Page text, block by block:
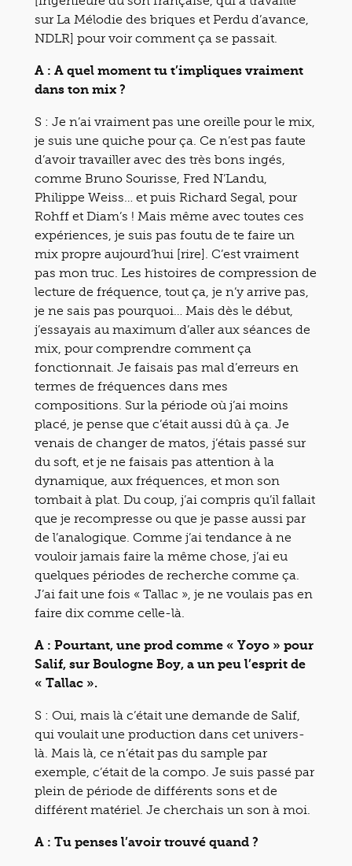
sur La Mélodie des briques et Perdu d’avance,
NDLR] pour voir comment ça se passait.
A : A quel moment tu t’impliques vraiment
dans ton mix ?
S : Je n’ai vraiment pas une oreille pour le mix,
je suis une quiche pour ça. Ce n’est pas faute
d’avoir travailler avec des très bons ingés,
comme Bruno Sourisse, Fred N’Landu,
Philippe Weiss… et puis Richard Segal, pour
Rohff et Diam’s ! Mais même avec toutes ces
expériences, je suis pas foutu de te faire un
mix propre aujourd’hui [rire]. C’est vraiment
pas mon truc. Les histoires de compression de
lecture de fréquence, tout ça, je n’y arrive pas,
je ne sais pas pourquoi… Mais dès le début,
j’essayais au maximum d’aller aux séances de
mix, pour comprendre comment ça
fonctionnait. Je faisais pas mal d’erreurs en
termes de fréquences dans mes
compositions. Sur la période où j’ai moins
placé, je pense que c’était aussi dû à ça. Je
venais de changer de matos, j’étais passé sur
du soft, et je ne faisais pas attention à la
dynamique, aux fréquences, et mon son
tombait à plat. Du coup, j’ai compris qu’il fallait
que je recompresse ou que je passe aussi par
de l’analogique. Comme j’ai tendance à ne
vouloir jamais faire la même chose, j’ai eu
quelques périodes de recherche comme ça.
J’ai fait une fois « Tallac », je ne voulais pas en
faire dix comme celle-là.
A : Pourtant, une prod comme « Yoyo » pour
Salif, sur Boulogne Boy, a un peu l’esprit de
« Tallac ».
S : Oui, mais là c’était une demande de Salif,
qui voulait une production dans cet univers-
là. Mais là, ce n’était pas du sample par
exemple, c’était de la compo. Je suis passé par
plein de période de différents sons et de
différent matériel. Je cherchais un son à moi.
A : Tu penses l’avoir trouvé quand ?